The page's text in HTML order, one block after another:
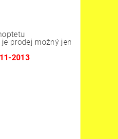
prodej možný jen
2013